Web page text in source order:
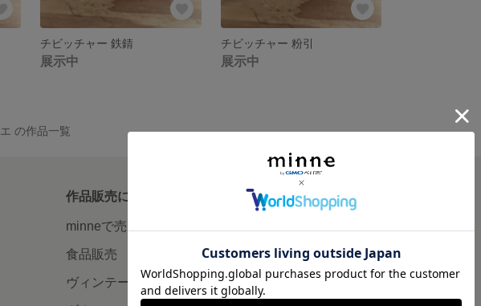
チビッチャー 鉄錆
展示中
チビッチャー 粉引
展示中
の作品一覧
作品販売について
minneで売りたい
食品販売
ヴィンテージ販売
読みもの
minne学習帖
ニュース